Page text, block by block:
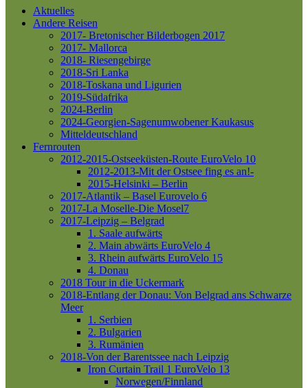
Aktuelles
Andere Reisen
2017- Bretonischer Bilderbogen 2017
2017- Mallorca
2018- Riesengebirge
2018-Sri Lanka
2018-Toskana und Ligurien
2019-Südafrika
2024-Berlin
2024-Georgien-Sagenumwobener Kaukasus
Mitteldeutschland
Fernrouten
2012-2015-Ostseeküsten-Route EuroVelo 10
2012-2013-Mit der Ostsee fing es an!-
2015-Helsinki – Berlin
2017-Atlantik – Basel Eurovelo 6
2017-La Moselle-Die Mosel7
2017-Leipzig – Belgrad
1. Saale aufwärts
2. Main abwärts EuroVelo 4
3. Rhein aufwärts EuroVelo 15
4. Donau
2018 Tour in die Uckermark
2018-Entlang der Donau: Von Belgrad ans Schwarze
Meer
1. Serbien
2. Bulgarien
3. Rumänien
2018-Von der Barentssee nach Leipzig
Iron Curtain Trail 1 EuroVelo 13
Norwegen/Finnland